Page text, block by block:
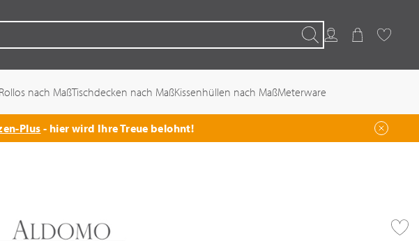
SuchenKundenkonto
WarenkorbFavoriten
Rollos nach MaßTischdecken nach MaßKissenhüllen nach MaßMeterware
Plus- hier wird Ihre Treue belohnt!